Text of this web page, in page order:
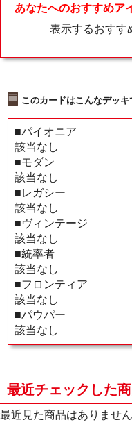
あなたへのおすすめア
表示するおすす
このカードはこんなデッ
■パイオニア
該当なし
■モダン
該当なし
■レガシー
該当なし
■ヴィンテージ
該当なし
■統率者
該当なし
■フロンティア
該当なし
■パウパー
該当なし
最近チェックした
最近見た商品はありません